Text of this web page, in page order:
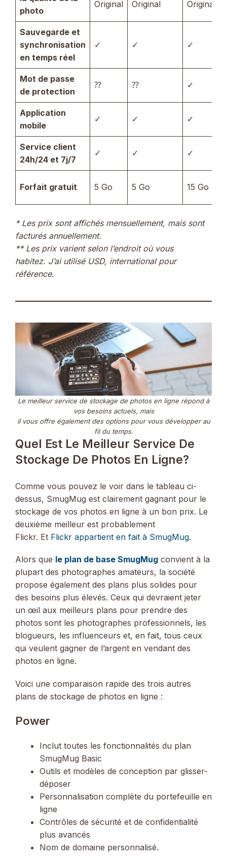
photo
Original Original Original
Sauvegarde et
synchronisation
en temps réel
✓ ✓ ✓
Mot de passe
de protection
⁇ ⁇ ✓
Application
mobile
✓ ✓ ✓
Service client
24h/24 et 7j/7
✓ ✓ ✓
Forfait gratuit 5 Go 5 Go 15 Go
* Les prix sont affichés mensuellement, mais sont
facturés annuellement.
** Les prix varient selon l’endroit où vous
habitez. J’ai utilisé USD, international pour
référence.
Le meilleur service de stockage de photos en ligne répond à
vos besoins actuels, mais
il vous offre également des options pour vous développer au
fil du temps.
Quel Est Le Meilleur Service De
Stockage De Photos En Ligne?
Comme vous pouvez le voir dans le tableau ci-
dessus, SmugMug est clairement gagnant pour le
stockage de vos photos en ligne à un bon prix. Le
deuxième meilleur est probablement
Flickr. Et Flickr appartient en fait à SmugMug.
Alors que le plan de base SmugMug convient à la
plupart des photographes amateurs, la société
propose également des plans plus solides pour
des besoins plus élevés. Ceux qui devraient jeter
un œil aux meilleurs plans pour prendre des
photos sont les photographes professionnels, les
blogueurs, les influenceurs et, en fait, tous ceux
qui veulent gagner de l’argent en vendant des
photos en ligne.
Voici une comparaison rapide des trois autres
plans de stockage de photos en ligne :
Power
Inclut toutes les fonctionnalités du plan
SmugMug Basic
Outils et modèles de conception par glisser-
déposer
Personnalisation complète du portefeuille en
ligne
Contrôles de sécurité et de confidentialité
plus avancés
Nom de domaine personnalisé.